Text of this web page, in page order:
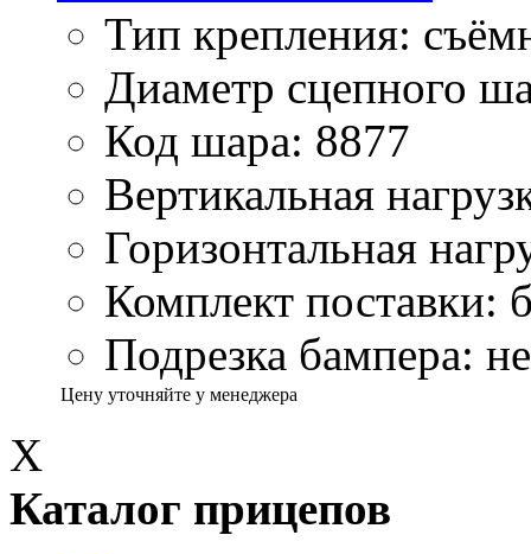
Тип крепления:
Диаметр сцепного
Код шара: 8877
Вертикальная
Горизонтальная
Комплект поставки:
Подрезка бампера:
Цену уточняйте у менеджера
X
Каталог прицепов